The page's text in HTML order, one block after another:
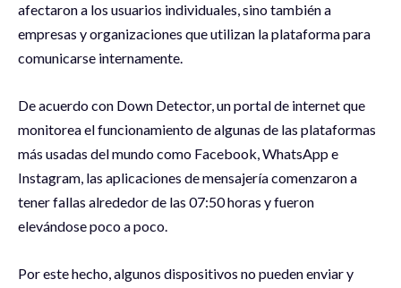
afectaron a los usuarios individuales, sino también a
empresas y organizaciones que utilizan la plataforma para
comunicarse internamente.
De acuerdo con Down Detector, un portal de internet que
monitorea el funcionamiento de algunas de las plataformas
más usadas del mundo como Facebook, WhatsApp e
Instagram, las aplicaciones de mensajería comenzaron a
tener fallas alrededor de las 07:50 horas y fueron
elevándose poco a poco.
Por este hecho, algunos dispositivos no pueden enviar y